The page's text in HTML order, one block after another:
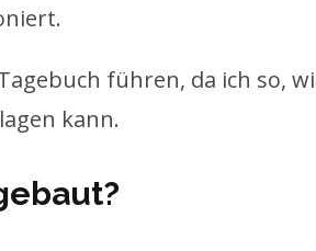
führen, da ich so,
kann.